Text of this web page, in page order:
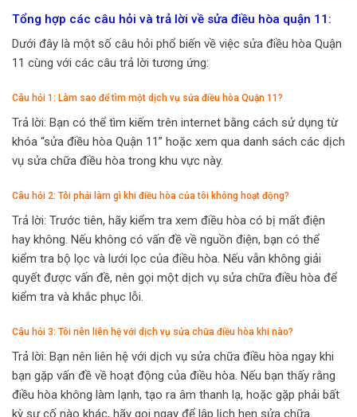
Tổng hợp các câu hỏi và trả lời về sửa điều hòa quận 11:
Dưới đây là một số câu hỏi phổ biến về việc sửa điều hòa Quận
11 cùng với các câu trả lời tương ứng:
Câu hỏi 1: Làm sao để tìm một dịch vụ sửa điều hòa Quận 11?
Trả lời: Bạn có thể tìm kiếm trên internet bằng cách sử dụng từ
khóa “sửa điều hòa Quận 11” hoặc xem qua danh sách các dịch
vụ sửa chữa điều hòa trong khu vực này.
Câu hỏi 2: Tôi phải làm gì khi điều hòa của tôi không hoạt động?
Trả lời: Trước tiên, hãy kiểm tra xem điều hòa có bị mất điện
hay không. Nếu không có vấn đề về nguồn điện, bạn có thể
kiểm tra bộ lọc và lưới lọc của điều hòa. Nếu vẫn không giải
quyết được vấn đề, nên gọi một dịch vụ sửa chữa điều hòa để
kiểm tra và khắc phục lỗi.
Câu hỏi 3: Tôi nên liên hệ với dịch vụ sửa chữa điều hòa khi nào?
Trả lời: Bạn nên liên hệ với dịch vụ sửa chữa điều hòa ngay khi
bạn gặp vấn đề về hoạt động của điều hòa. Nếu bạn thấy rằng
điều hòa không làm lạnh, tạo ra âm thanh lạ, hoặc gặp phải bất
kỳ sự cố nào khác, hãy gọi ngay để lập lịch hẹn sửa chữa.